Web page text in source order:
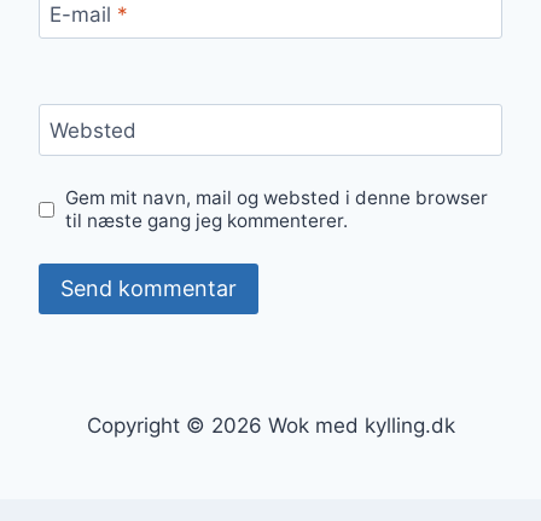
E-mail *
Websted
Gem mit navn, mail og websted i denne browser
til næste gang jeg kommenterer.
Copyright © 2026 Wok med kylling.dk